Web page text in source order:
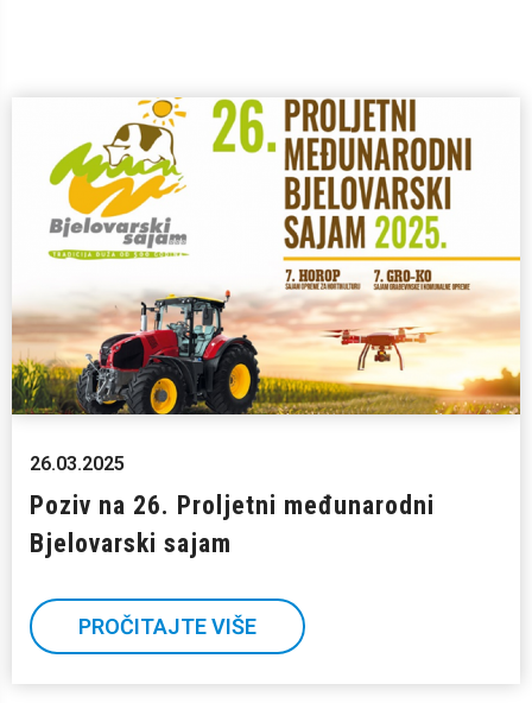
26.03.2025
Poziv na 26. Proljetni međunarodni
Bjelovarski sajam
PROČITAJTE VIŠE